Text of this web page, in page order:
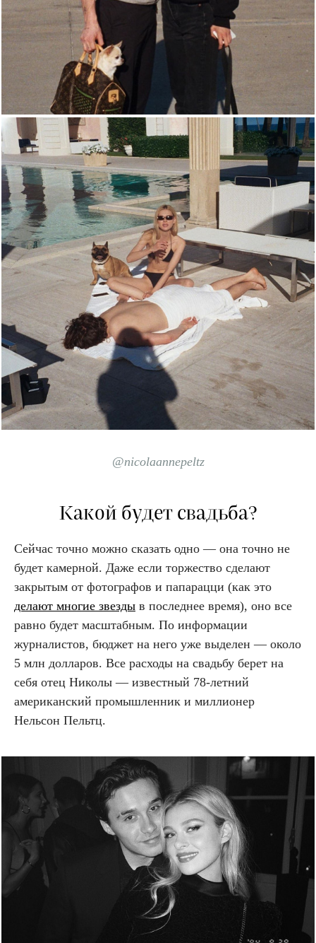
@nicolaannepeltz
Какой будет свадьба?
Сейчас точно можно сказать одно — она точно не
будет камерной. Даже если торжество сделают
закрытым от фотографов и папарацци (как это
делают многие звезды в последнее время), оно все
равно будет масштабным. По информации
журналистов, бюджет на него уже выделен — около
5 млн долларов. Все расходы на свадьбу берет на
себя отец Николы — известный 78-летний
американский промышленник и миллионер
Нельсон Пельтц.